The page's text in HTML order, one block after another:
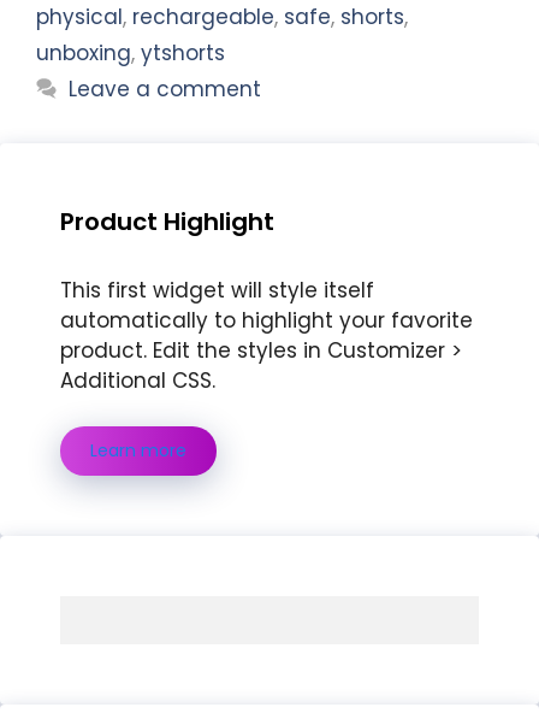
physical, rechargeable, safe, shorts,
unboxing, ytshorts
Leave a comment
Product Highlight
This first widget will style itself
automatically to highlight your favorite
product. Edit the styles in Customizer >
Additional CSS.
Learn more